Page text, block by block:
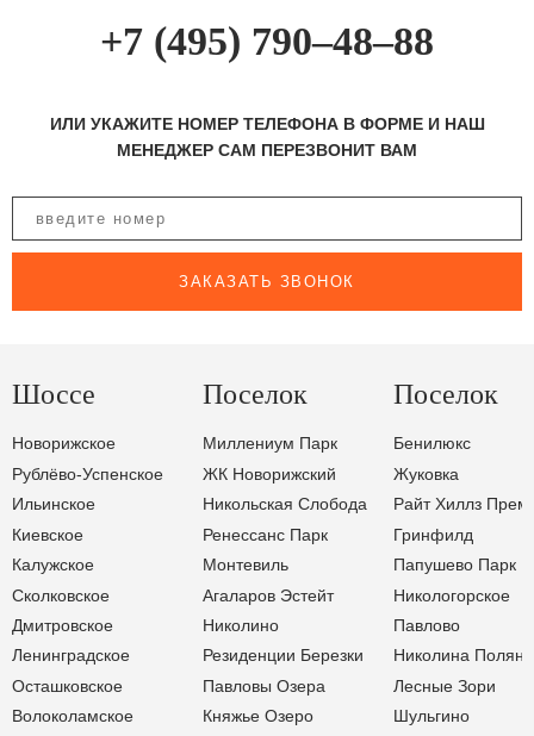
+7 (495) 790–48–88
ИЛИ УКАЖИТЕ НОМЕР ТЕЛЕФОНА В ФОРМЕ И НАШ
МЕНЕДЖЕР САМ ПЕРЕЗВОНИТ ВАМ
ЗАКАЗАТЬ ЗВОНОК
Шоссе
Новорижское
Рублёво-Успенское
Ильинское
Киевское
Калужское
Сколковское
Дмитровское
Ленинградское
Осташковское
Волоколамское
Поселок
Миллениум Парк
ЖК Новорижский
Никольская Слобода
Ренессанс Парк
Монтевиль
Агаларов Эстейт
Николино
Резиденции Березки
Павловы Озера
Княжье Озеро
Поселок
Бенилюкс
Жуковка
Райт Хиллз
Гринфилд
Папушево Парк
Никологорское
Павлово
Николина Поляна
Лесные Зори
Шульгино